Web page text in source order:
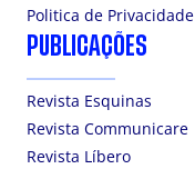
Politica de Privacidade
PUBLICAÇÕES
Revista Esquinas
Revista Communicare
Revista Líbero